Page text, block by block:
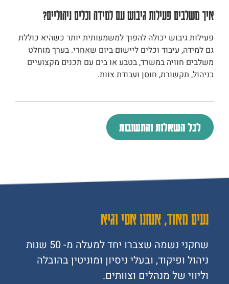
איך משלבים פעילות גיבוש עם למידה וכלים ניהוליים?
פעילות גיבוש יכולה להפוך למשמעותית יותר כשהיא כוללת
גם למידה, עיבוד וכלים ליישום ביום שאחרי. בערך מוחלט
משלבים חוויה במשרד, בטבע או בים עם תכנים מקצועיים
בניהול, תקשורת, חוסן ועבודת צוות.
לכל השאלות והתשובות
נעים מאוד, אנחנו אסי וגיא
שחקני נשמה שצברו יחד למעלה מ- 50 שנות
ניהול ופיקוד, ובעלי ניסיון ומוניטין בהובלה
וליווי של מנהלים וצוותים.